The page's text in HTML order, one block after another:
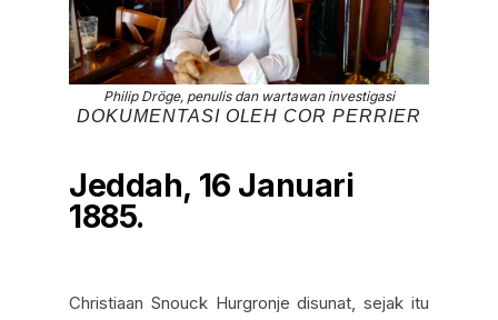
Philip Dröge, penulis dan wartawan investigasi
DOKUMENTASI OLEH COR PERRIER
Jeddah, 16 Januari
1885.
Christiaan Snouck Hurgronje disunat, sejak itu